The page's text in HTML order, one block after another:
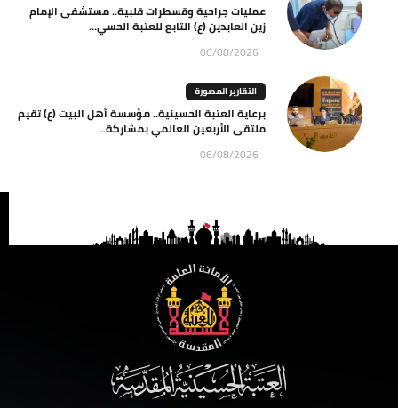
عمليات جراحية وقسطرات قلبية.. مستشفى الإمام
زين العابدين (ع) التابع للعتبة الحسي...
06/08/2026
التقارير المصورة
برعاية العتبة الحسينية.. مؤسسة أهل البيت (ع) تقيم
ملتقى الأربعين العالمي بمشاركة...
06/08/2026